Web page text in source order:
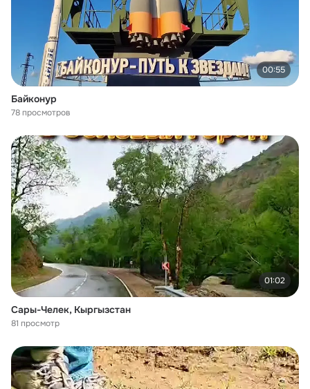
00:55
Байконур
78 просмотров
01:02
Сары-Челек, Кыргызстан
81 просмотр